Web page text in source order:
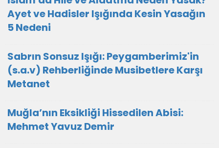
Ayet ve Hadisler Işığında Kesin Yasağın
5 Nedeni
Sabrın Sonsuz Işığı: Peygamberimiz'in
(s.a.v) Rehberliğinde Musibetlere Karşı
Metanet
Muğla’nın Eksikliği Hissedilen Abisi:
Mehmet Yavuz Demir